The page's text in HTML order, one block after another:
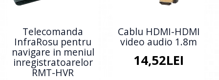
Telecomanda
InfraRosu pentru
navigare in meniul
inregistratoarelor
RMT-HVR
Cablu HDMI-HDMI
video audio 1.8m
14,52LEI